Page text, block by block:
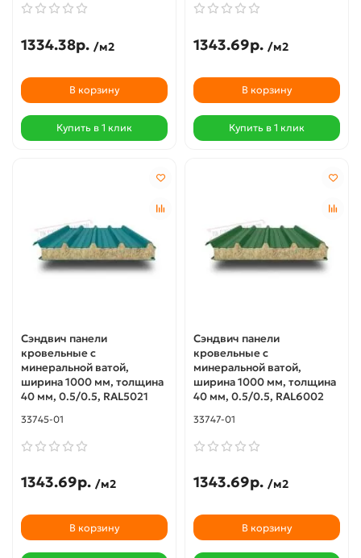
1334.38р. /м2
В корзину
Купить в 1 клик
1343.69р. /м2
В корзину
Купить в 1 клик
Сэндвич панели
кровельные с
минеральной ватой,
ширина 1000 мм, толщина
40 мм, 0.5/0.5, RAL5021
33745-01
1343.69р. /м2
В корзину
Сэндвич панели
кровельные с
минеральной ватой,
ширина 1000 мм, толщина
40 мм, 0.5/0.5, RAL6002
33747-01
1343.69р. /м2
В корзину